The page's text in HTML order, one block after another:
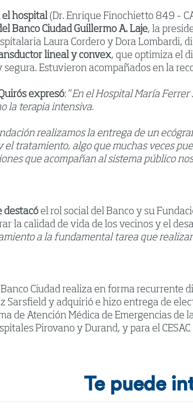
el hospital (Dr. Enrique Finochietto 849 –
Banco Ciudad Guillermo A. Laje, la
Laura Cordero y Dora Lombardi,
lineal y convex, que optimiza el
segura. Estuvieron acompañados en la
expresó: “En el Hospital María
la terapia intensiva.
realizamos la entrega de un
tratamiento, algo que muchas veces
que acompañan al sistema público
destacó el rol social del Banco y su
la calidad de vida de los vecinos y el
a la fundamental tarea que
Ciudad realiza en forma recurrente
Sarsfield y adquirió e hizo entrega de
de Atención Médica de Emergencias
Pirovano y Durand, y para el CESAC
Te puede